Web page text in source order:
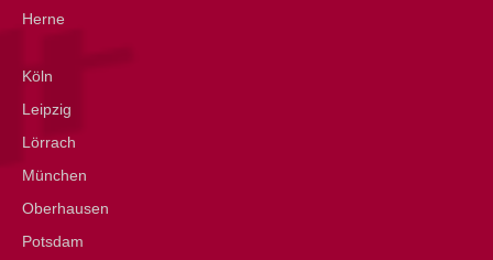
Herne
Köln
Leipzig
Lörrach
München
Oberhausen
Potsdam